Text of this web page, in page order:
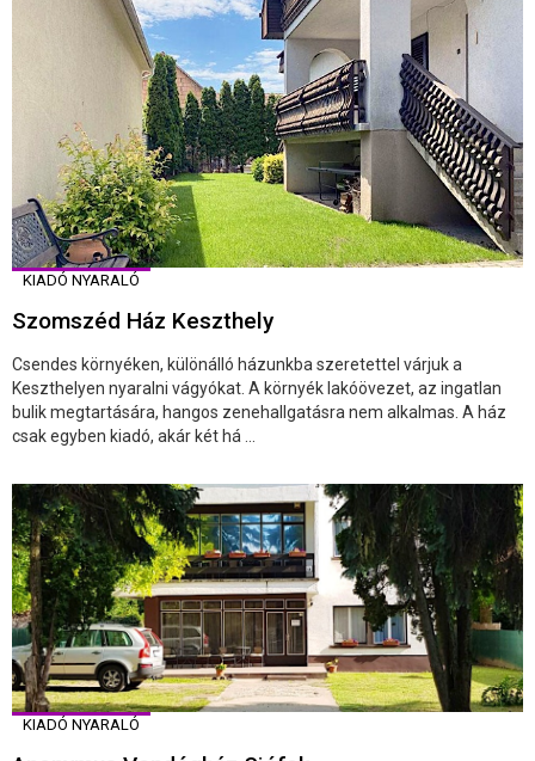
KIADÓ NYARALÓ
Szomszéd Ház Keszthely
Csendes környéken, különálló házunkba szeretettel várjuk a
Keszthelyen nyaralni vágyókat. A környék lakóövezet, az ingatlan
bulik megtartására, hangos zenehallgatásra nem alkalmas. A ház
csak egyben kiadó, akár két há ...
KIADÓ NYARALÓ